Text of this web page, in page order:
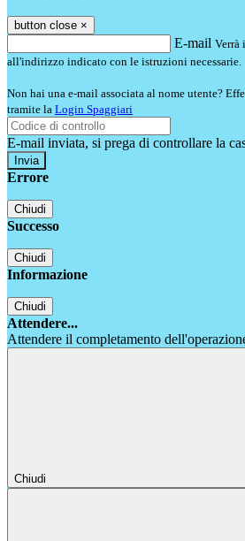
button close ×
E-mail Verrà
all'indirizzo indicato con le istruzioni necessarie.
Non hai una e-mail associata al nome utente?
tramite la Login Spaggiari
E-mail inviata, si prega di controllare la
Errore
Chiudi
Successo
Chiudi
Informazione
Chiudi
Attendere...
Attendere il completamento
Chiudi